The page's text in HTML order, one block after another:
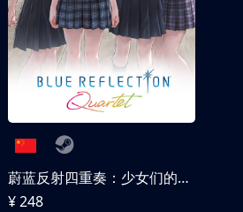
蔚蓝反射四重奏：少女们的奇迹
¥ 248